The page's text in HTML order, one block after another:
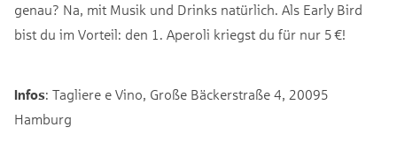
genau? Na, mit Musik und Drinks natürlich. Als Early Bird
bist du im Vorteil: den 1. Aperoli kriegst du für nur 5 €!
Infos: Tagliere e Vino, Große Bäckerstraße 4, 20095
Hamburg